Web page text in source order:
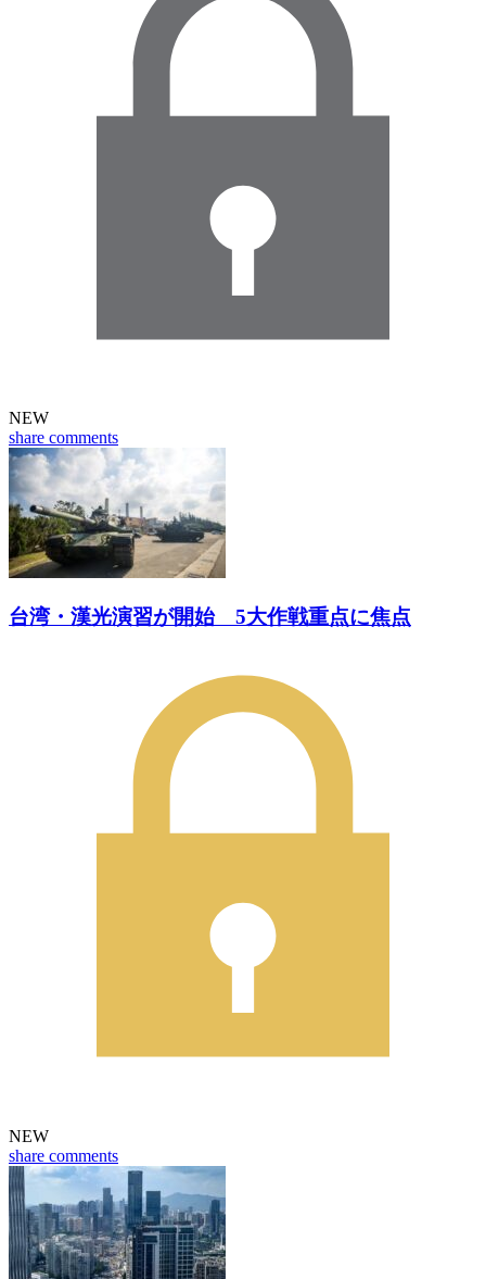
NEW
share comments
台湾・漢光演習が開始 5大作戦重点に焦点
NEW
share comments